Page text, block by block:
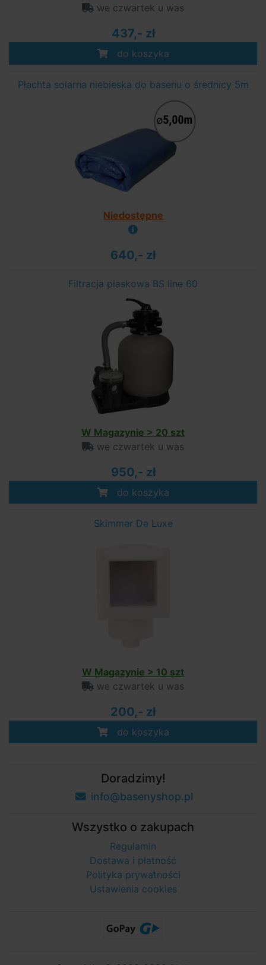
we czwartek u was
437,- zł
do koszyka
Płachta solarna niebieska do basenu o średnicy 5m
Niedostępne
640,- zł
Filtracja piaskowa BS line 60
W Magazynie > 20 szt
we czwartek u was
950,- zł
do koszyka
Skimmer De Luxe
W Magazynie > 10 szt
we czwartek u was
200,- zł
do koszyka
Doradzimy!
info@basenyshop.pl
Wszystko o zakupach
Regulamin
Dostawa i płatność
Polityka prywatności
Ustawienia cookies